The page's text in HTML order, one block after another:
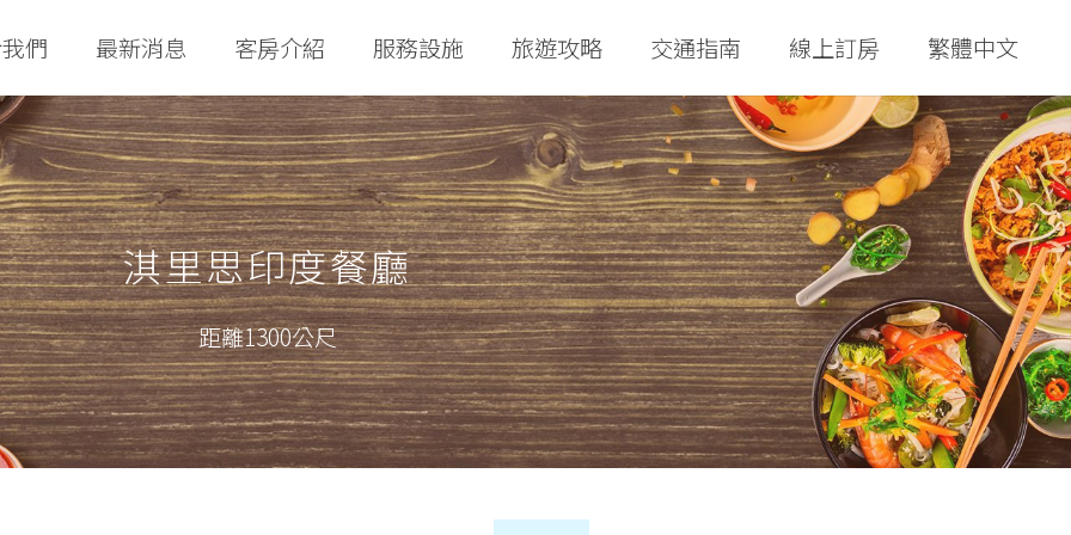
們 最新消息 客房介紹 服務設施 旅遊攻略 交通指南 線上訂房 繁體中文
淇里思印度餐廳
距離1300公尺